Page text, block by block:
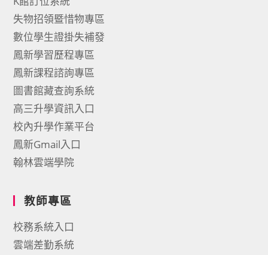
失物招領暨惜物專區
數位學生證掛失補發
鳳新學習歷程專區
鳳新課程諮詢專區
圖書館藏查詢系統
高三升學資訊入口
校內升學作業平台
鳳新Gmail入口
翰林雲端學院
教師專區
校務系統入口
雲端差勤系統